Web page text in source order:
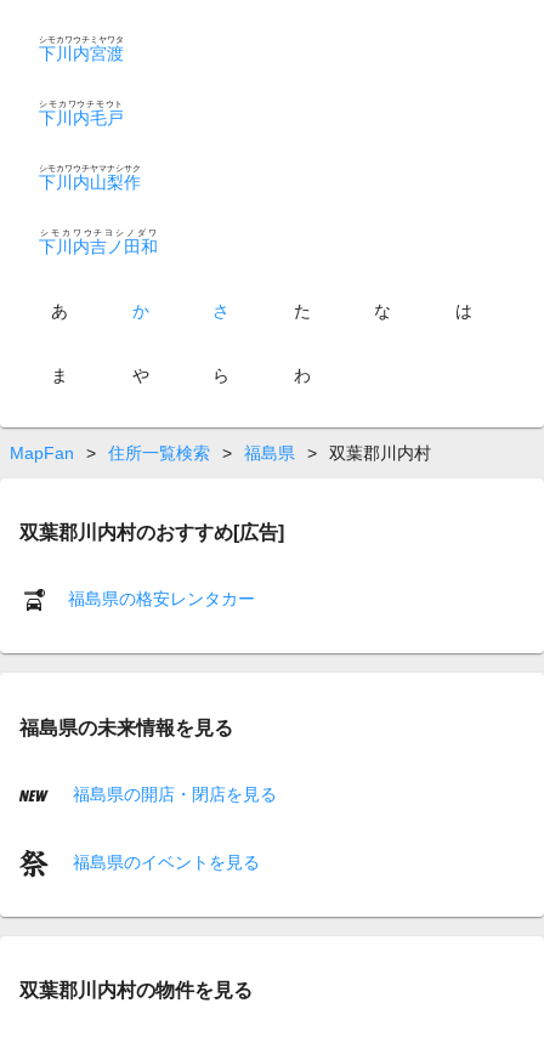
下川内宮渡
シモカワウチミヤワタ
下川内毛戸
シモカワウチモウト
下川内山梨作
シモカワウチヤマナシサク
下川内吉ノ田和
シモカワウチヨシノダワ
あ か さ た な は
ま や ら わ
MapFan > 住所一覧検索 > 福島県 > 双葉郡川内村
双葉郡川内村のおすすめ[広告]
福島県の格安レンタカー
福島県の未来情報を見る
福島県の開店・閉店を見る
福島県のイベントを見る
双葉郡川内村の物件を見る